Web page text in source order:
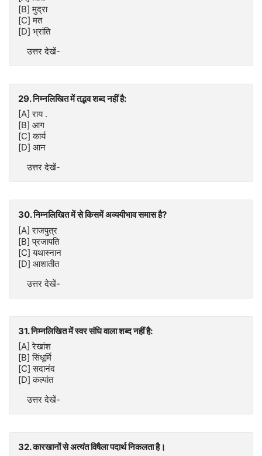
[B] मुद्रा
[C] मत
[D] भ्रांति
उत्तर देखें-
29. निम्नलिखित में तद्भव शब्द नहीं है:
[A] राय .
[B] आग
[C] कार्य
[D] आन
उत्तर देखें-
30. निम्नलिखित में से किसमें अव्ययीभाव समास है?
[A] राजपुत्र
[B] प्रजापति
[C] यथास्नान
[D] आशातीत
उत्तर देखें-
31. निम्नलिखित में स्वर संधि वाला शब्द नहीं है:
[A] रेखांश
[B] सिंधूर्मि
[C] सदानंद
[D] कल्पांत
उत्तर देखें-
32. कारखानों से अत्यंत विषैला पदार्थ निकलता है।